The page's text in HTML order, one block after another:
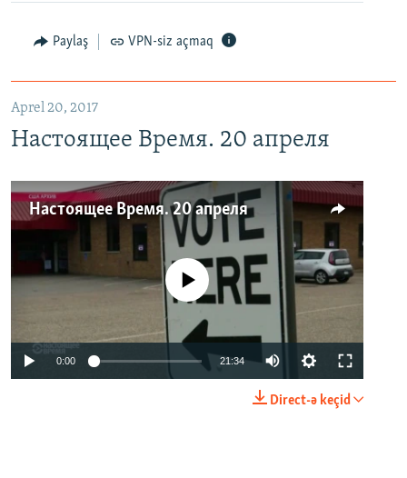
Paylaş VPN-siz açmaq
Aprel 20, 2017
Настоящее Время. 20 апреля
Настоящее Время. 20 апреля
No media source currently available
0:00 21:34
Direct-ə keçid